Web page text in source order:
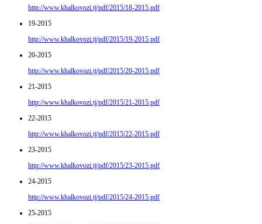
http://www.khalkovozi.tj/pdf/2015/18-2015.pdf
19-2015
http://www.khalkovozi.tj/pdf/2015/19-2015.pdf
20-2015
http://www.khalkovozi.tj/pdf/2015/20-2015.pdf
21-2015
http://www.khalkovozi.tj/pdf/2015/21-2015.pdf
22-2015
http://www.khalkovozi.tj/pdf/2015/22-2015.pdf
23-2015
http://www.khalkovozi.tj/pdf/2015/23-2015.pdf
24-2015
http://www.khalkovozi.tj/pdf/2015/24-2015.pdf
25-2015